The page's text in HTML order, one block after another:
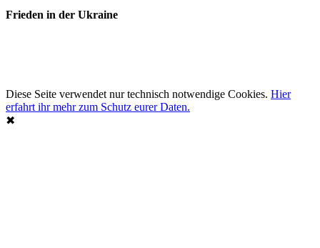
Frieden in der Ukraine
Diese Seite verwendet nur technisch notwendige Cookies. Hier
erfahrt ihr mehr zum Schutz eurer Daten.
✖